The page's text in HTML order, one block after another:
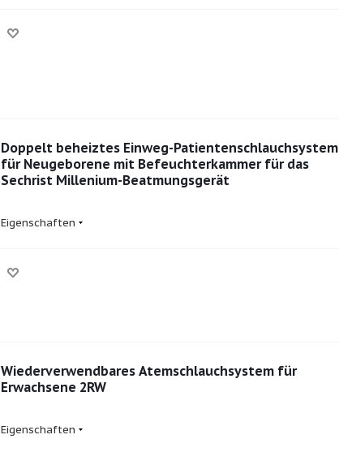
Doppelt beheiztes Einweg-Patientenschlauchsystem
für Neugeborene mit Befeuchterkammer für das
Sechrist Millenium-Beatmungsgerät
Eigenschaften
Wiederverwendbares Atemschlauchsystem für
Erwachsene 2RW
Eigenschaften